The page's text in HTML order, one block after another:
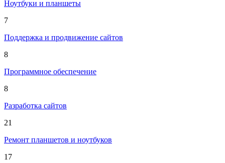
Ноутбуки и планшеты
7
Поддержка и продвижение сайтов
8
Программное обеспечение
8
Разработка сайтов
21
Ремонт планшетов и ноутбуков
17